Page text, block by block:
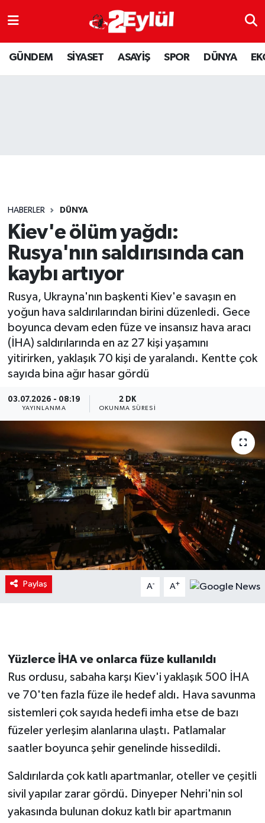
GÜNDEM SİYASET ASAYİŞ SPOR DÜNYA
HABERLER DÜNYA
Kiev'e ölüm yağdı:
Rusya'nın saldırısında can
kaybı artıyor
Rusya, Ukrayna'nın başkenti Kiev'e savaşın en
yoğun hava saldırılarından birini düzenledi. Gece
boyunca devam eden füze ve insansız hava aracı
(İHA) saldırılarında en az 27 kişi yaşamını
yitirirken, yaklaşık 70 kişi de yaralandı. Kentte çok
sayıda bina ağır hasar gördü
03.07.2026 - 08:19
YAYINLANMA
2 DK
OKUNMA SÜRESI
Paylaş A- A+
Yüzlerce İHA ve onlarca füze kullanıldı
Rus ordusu, sabaha karşı Kiev'i yaklaşık 500 İHA
ve 70'ten fazla füze ile hedef aldı. Hava savunma
sistemleri çok sayıda hedefi imha etse de bazı
füzeler yerleşim alanlarına ulaştı. Patlamalar
saatler boyunca şehir genelinde hissedildi.
Saldırılarda çok katlı apartmanlar, oteller ve çeşitli
sivil yapılar zarar gördü. Dinyeper Nehri'nin sol
yakasında bulunan dokuz katlı bir apartmanın
ASAYİŞ
DÜNYA
SPOR
YAŞAM
Nöbetçi Eczaneler
Hava Durumu
Son Dakika Haberleri
Haber Arşivi